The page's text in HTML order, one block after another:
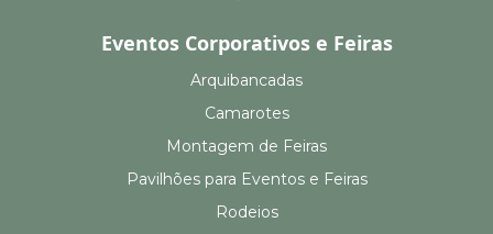
Eventos Corporativos e Feiras
Arquibancadas
Camarotes
Montagem de Feiras
Pavilhões para Eventos e Feiras
Rodeios